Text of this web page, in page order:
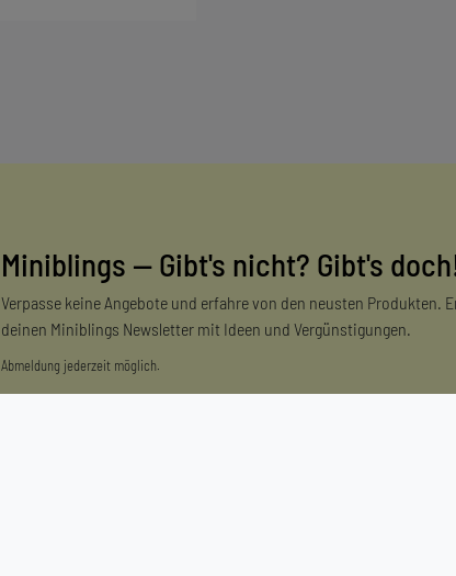
Miniblings — Gibt's nicht? Gibt's
Verpasse keine Angebote und erfahre von den neusten Produkten.
deinen Miniblings Newsletter mit Ideen und Vergünstigungen.
Abmeldung jederzeit möglich.